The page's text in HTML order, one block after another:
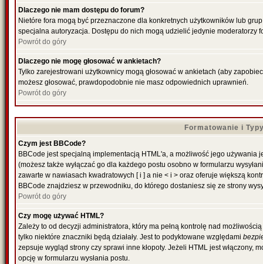
Dlaczego nie mam dostępu do forum?
Nietóre fora mogą być przeznaczone dla konkretnych użytkowników lub
specjalna autoryzacja. Dostępu do nich mogą udzielić jedynie moderatorzy
Powrót do góry
Dlaczego nie mogę głosować w ankietach?
Tylko zarejestrowani użytkownicy mogą głosować w ankietach (aby
możesz głosować, prawdopodobnie nie masz odpowiednich uprawnień.
Powrót do góry
Formatowanie i
Czym jest BBCode?
BBCode jest specjalną implementacją HTML'a, a możliwość jego
(możesz także wyłączać go dla każdego postu osobno w formularzu
zawarte w nawiasach kwadratowych [ i ] a nie < i > oraz oferuje większą
BBCode znajdziesz w przewodniku, do którego dostaniesz się ze strony
Powrót do góry
Czy mogę używać HTML?
Zależy to od decyzji administratora, który ma pełną kontrolę nad
tylko niektóre znaczniki będą działały. Jest to podyktowane względami
zepsuje wygląd strony czy sprawi inne kłopoty. Jeżeli HTML jest włączony,
opcję w formularzu wysłania postu.